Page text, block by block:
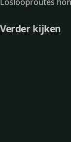
Loslooproutes
Verder kijken